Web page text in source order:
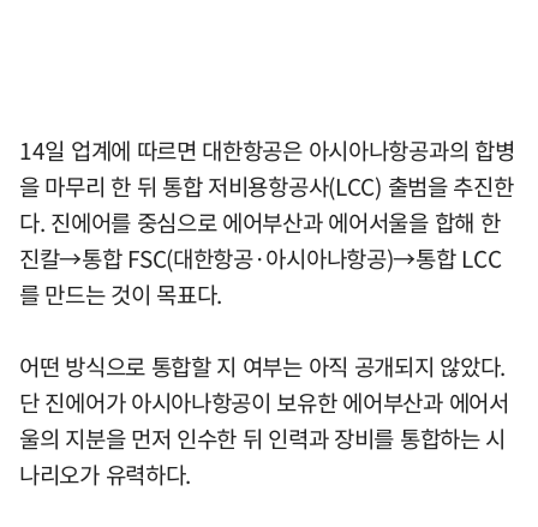
14일 업계에 따르면 대한항공은 아시아나항공과의 합병
을 마무리 한 뒤 통합 저비용항공사(LCC) 출범을 추진한
다. 진에어를 중심으로 에어부산과 에어서울을 합해 한
진칼→통합 FSC(대한항공·아시아나항공)→통합 LCC
를 만드는 것이 목표다.
어떤 방식으로 통합할 지 여부는 아직 공개되지 않았다.
단 진에어가 아시아나항공이 보유한 에어부산과 에어서
울의 지분을 먼저 인수한 뒤 인력과 장비를 통합하는 시
나리오가 유력하다.